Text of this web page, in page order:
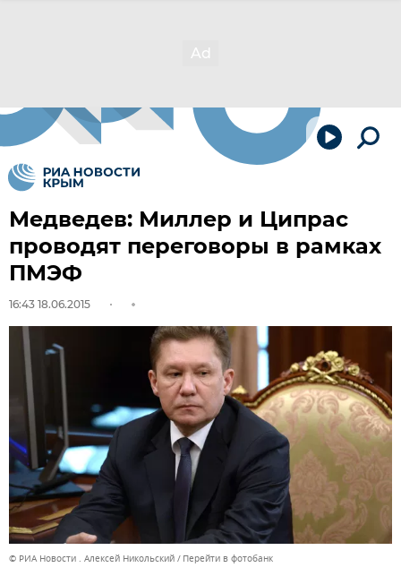
Медведев: Миллер и Ципрас
проводят переговоры в рамках
ПМЭФ
16:43 18.06.2015
© РИА Новости . Алексей Никольский Перейти в фотобанк